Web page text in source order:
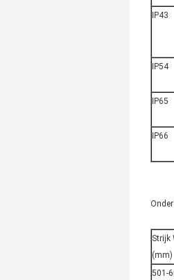
IP43
IP54
IP65
IP66
Strijk
(mm)
501-